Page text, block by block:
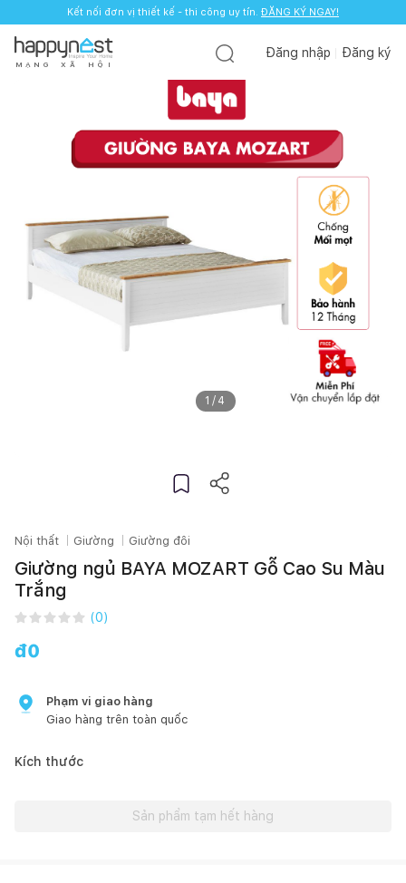
Kết nối đơn vị thiết kế - thi công uy tín. ĐĂNG KÝ NGAY!
M Ạ N G X Ã H Ộ I
Đăng nhập Đăng ký
1 / 4
Nội thất Giường Giường đôi
Giường ngủ BAYA MOZART Gỗ Cao Su Màu
Trắng
(0)
đ0
Phạm vi giao hàng
Giao hàng trên toàn quốc
Kích thước
Sản phẩm tạm hết hàng